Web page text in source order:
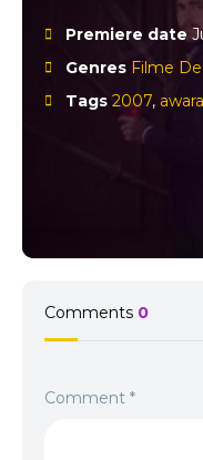
Premiere date
Genres Filme
Tags 2007,
Comments 0
Comment *